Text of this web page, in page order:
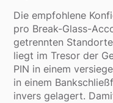
Die empfohlene
pro Break-Glass-
getrennten
liegt im Tresor der
PIN in einem
in einem
invers gelagert.